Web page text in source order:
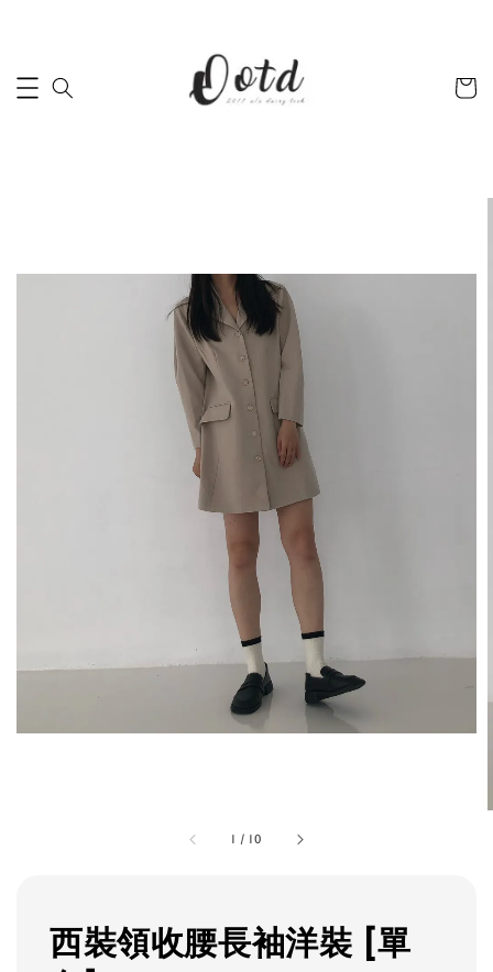
1 / 10
西裝領收腰長袖洋裝 [單